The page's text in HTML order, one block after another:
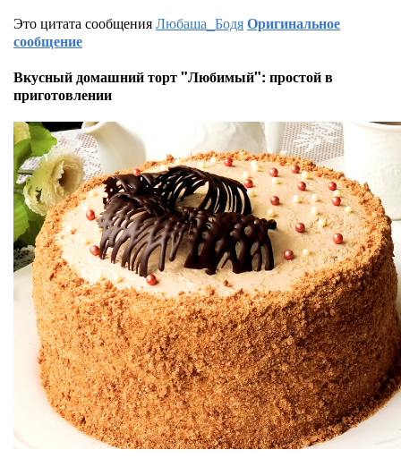
Это цитата сообщенияЛюбаша_БодяОригинальное
сообщение
Вкусный домашний торт "Любимый": простой в
приготовлении